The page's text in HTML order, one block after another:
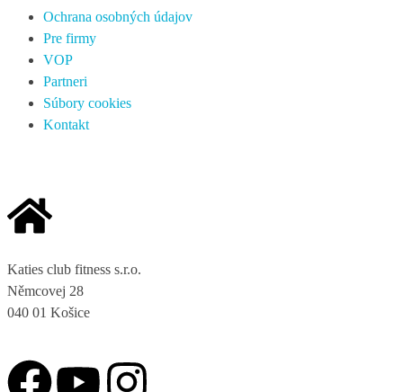
Ochrana osobných údajov
Pre firmy
VOP
Partneri
Súbory cookies
Kontakt
Katies club fitness s.r.o.
Němcovej 28
040 01 Košice